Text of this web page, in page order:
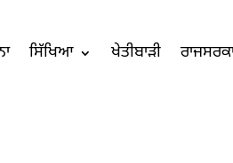
ਸਿੱਖਿਆ ਖੇਤੀਬਾੜੀ